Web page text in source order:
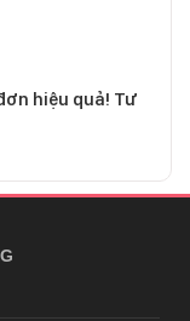
hiệu quả! Tư